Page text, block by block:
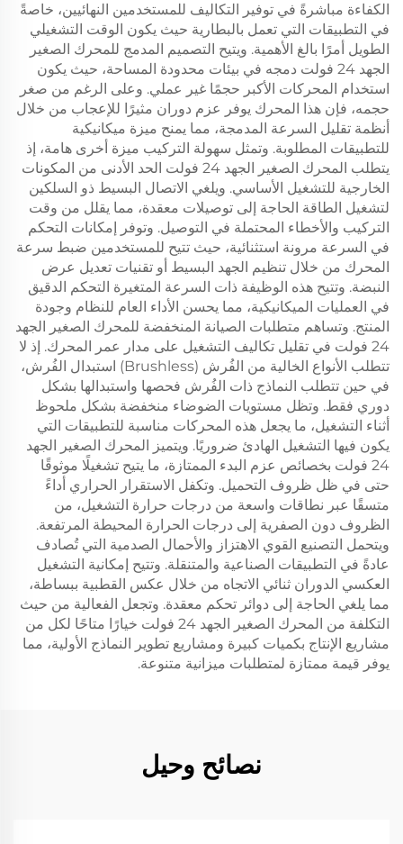
الكفاءة مباشرةً في توفير التكاليف للمستخدمين النهائيين، خاصةً
في التطبيقات التي تعمل بالبطارية حيث يكون الوقت التشغيلي
الطويل أمرًا بالغ الأهمية. ويتيح التصميم المدمج للمحرك الصغير
الجهد 24 فولت دمجه في بيئات محدودة المساحة، حيث يكون
استخدام المحركات الأكبر حجمًا غير عملي. وعلى الرغم من صغر
حجمه، فإن هذا المحرك يوفر عزم دوران مثيرًا للإعجاب من خلال
أنظمة تقليل السرعة المدمجة، مما يمنح ميزة ميكانيكية
للتطبيقات المطلوبة. وتمثل سهولة التركيب ميزة أخرى هامة، إذ
يتطلب المحرك الصغير الجهد 24 فولت الحد الأدنى من المكونات
الخارجية للتشغيل الأساسي. ويلغي الاتصال البسيط ذو السلكين
لتشغيل الطاقة الحاجة إلى توصيلات معقدة، مما يقلل من وقت
التركيب والأخطاء المحتملة في التوصيل. وتوفر إمكانات التحكم
في السرعة مرونة استثنائية، حيث تتيح للمستخدمين ضبط سرعة
المحرك من خلال تنظيم الجهد البسيط أو تقنيات تعديل عرض
النبضة. وتتيح هذه الوظيفة ذات السرعة المتغيرة التحكم الدقيق
في العمليات الميكانيكية، مما يحسن الأداء العام للنظام وجودة
المنتج. وتساهم متطلبات الصيانة المنخفضة للمحرك الصغير الجهد
24 فولت في تقليل تكاليف التشغيل على مدار عمر المحرك. إذ لا
تتطلب الأنواع الخالية من الفُرش (Brushless) استبدال الفُرش،
في حين تتطلب النماذج ذات الفُرش فحصها واستبدالها بشكل
دوري فقط. وتظل مستويات الضوضاء منخفضة بشكل ملحوظ
أثناء التشغيل، ما يجعل هذه المحركات مناسبة للتطبيقات التي
يكون فيها التشغيل الهادئ ضروريًا. ويتميز المحرك الصغير الجهد
24 فولت بخصائص عزم البدء الممتازة، ما يتيح تشغيلًا موثوقًا
حتى في ظل ظروف التحميل. وتكفل الاستقرار الحراري أداءً
متسقًا عبر نطاقات واسعة من درجات حرارة التشغيل، من
الظروف دون الصفرية إلى درجات الحرارة المحيطة المرتفعة.
ويتحمل التصنيع القوي الاهتزاز والأحمال الصدمية التي تُصادف
عادةً في التطبيقات الصناعية والمتنقلة. وتتيح إمكانية التشغيل
العكسي الدوران ثنائي الاتجاه من خلال عكس القطبية ببساطة،
مما يلغي الحاجة إلى دوائر تحكم معقدة. وتجعل الفعالية من حيث
التكلفة من المحرك الصغير الجهد 24 فولت خيارًا متاحًا لكل من
مشاريع الإنتاج بكميات كبيرة ومشاريع تطوير النماذج الأولية، مما
يوفر قيمة ممتازة لمتطلبات ميزانية متنوعة.
نصائح وحيل